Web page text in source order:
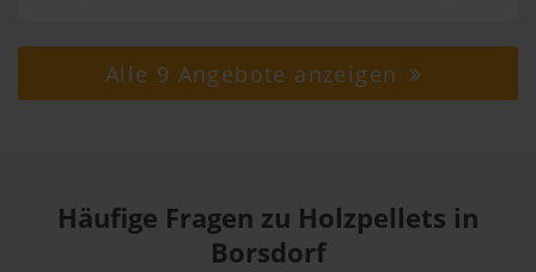
Alle 9 Angebote anzeigen
Häufige Fragen zu Holzpellets in
Borsdorf